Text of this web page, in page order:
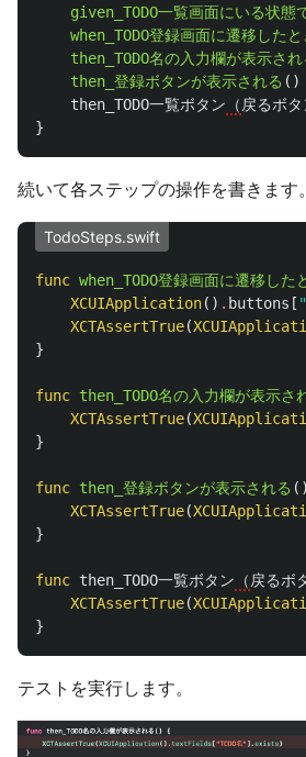
given_TODO一覧画面にいる状態
when_TODO登録画面に遷移したと
then_TODO名の入力欄が表示され
then_登録ボタンが表示される ()
then_TODO一覧ボタン （ 戻るボタ
}
続いて各ステップの操作を書きます。
TodoSteps.swift
func when_TODO登録画面に遷移した
XCUIApplication() . buttons [
XCTAssertTrue(
}
func then_TODO名の入力欄が表示さ
XCTAssertTrue(
}
func then_登録ボタンが表示される ()
XCTAssertTrue(
}
func then_TODO一覧ボタン （ 戻るボ
XCTAssertTrue(
}
テストを実行します。